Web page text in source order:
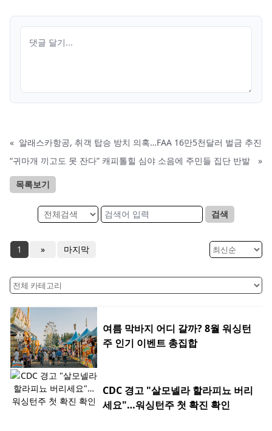
« 알래스카항공, 취객 탑승 방치 의혹…FAA 16만5천달러 벌금 추진
“귀마개 끼고도 못 잔다” 캐피톨힐 심야 소음에 주민들 집단 반발
»
목록보기
검색
1 » 마지막
여름 막바지 어디 갈까? 8월 워싱턴
주 인기 이벤트 총집합
CDC 경고 "살모넬라 할라피뇨 버리
세요"…워싱턴주 첫 확진 확인